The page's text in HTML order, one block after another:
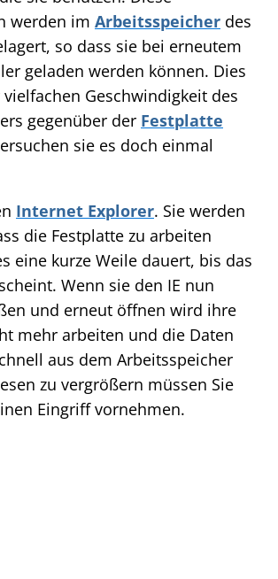
werden im Arbeitsspeicher des
so dass sie bei erneutem
geladen werden können. Dies
Geschwindigkeit des
gegenüber der Festplatte
sie es doch einmal
Internet Explorer. Sie werden
die Festplatte zu arbeiten
eine kurze Weile dauert, bis das
Wenn sie den IE nun
und erneut öffnen wird ihre
mehr arbeiten und die Daten
aus dem Arbeitsspeicher
zu vergrößern müssen Sie
Eingriff vornehmen.